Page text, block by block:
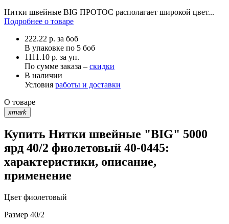
Нитки швейные BIG ПРОТОС располагает широкой цвет...
Подробнее о товаре
222.22 р. за боб
В упаковке по 5 боб
1111.10 р. за уп.
По сумме заказа – скидки
В наличии
Условия работы и доставки
О товаре
xmark
Купить Нитки швейные "BIG" 5000
ярд 40/2 фиолетовый 40-0445:
характеристики, описание,
применение
Цвет фиолетовый
Размер 40/2